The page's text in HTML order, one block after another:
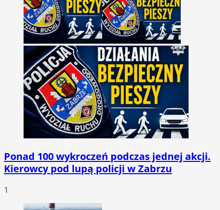
Ponad 100 wykroczeń podczas jednej akcji.
Kierowcy pod lupą policji w Zabrzu
1